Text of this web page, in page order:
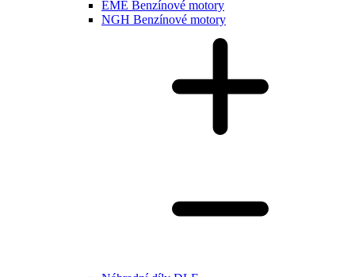
EME Benzínové motory
NGH Benzínové motory